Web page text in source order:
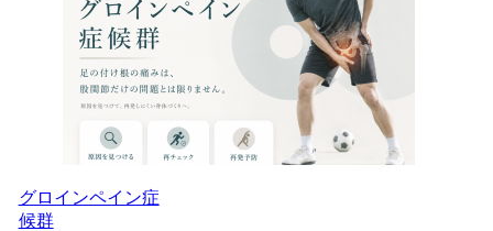
グロインペイン症
候群